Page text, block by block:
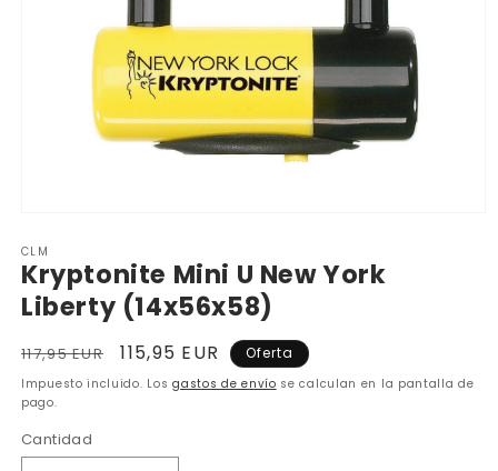
multimedia
1
en
una
ventana
CLM
Kryptonite Mini U New York
Liberty (14x56x58)
Precio
habitual
117,95 EUR
Precio
de
115,95 EUR Oferta
Impuesto incluido. Losgastos de envío se calculan en la pantalla de
pago.
Cantidad